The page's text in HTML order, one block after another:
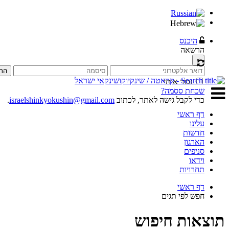
היכנס
הרשאה
×
זכור אותי
שכחת ססמה?
כדי לקבל גישה לאתר, לכתוב israelshinkyokushin@gmail.com
.
דף ראשי
עלינו
חדשות
הארגון
סניפים
וידאו
תחרויות
דף ראשי
חפש לפי תגים
תוצאות חיפוש